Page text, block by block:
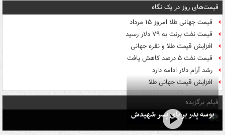
قیمت‌های روز در یک نگاه
قیمت جهانی طلا امروز ۱۵ مرداد
قیمت نفت برنت به ۷۹ دلار رسید
افزایش قیمت طلا و نقره جهانی
قیمت نفت ۵ درصد کاهش یافت
رشد آرام دلار ادامه دارد
افزایش قیمت جهانی طلا
فیلم برگزیده
بوسه‌ پدر بر پای پسر شهیدش